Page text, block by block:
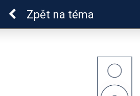
Epilepsie u dětí
Zpět na téma